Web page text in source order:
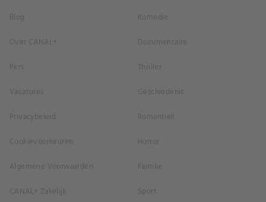
Blog
Over CANAL+
Pers
Vacatures
Privacybeleid
Cookievoorkeuren
Algemene Voorwaarden
CANAL+ Zakelijk
Komedie
Documentaire
Thriller
Geschiedenis
Romantiek
Horror
Familie
Sport